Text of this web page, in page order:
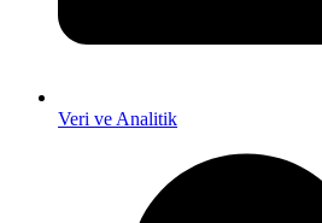
Veri ve Analitik